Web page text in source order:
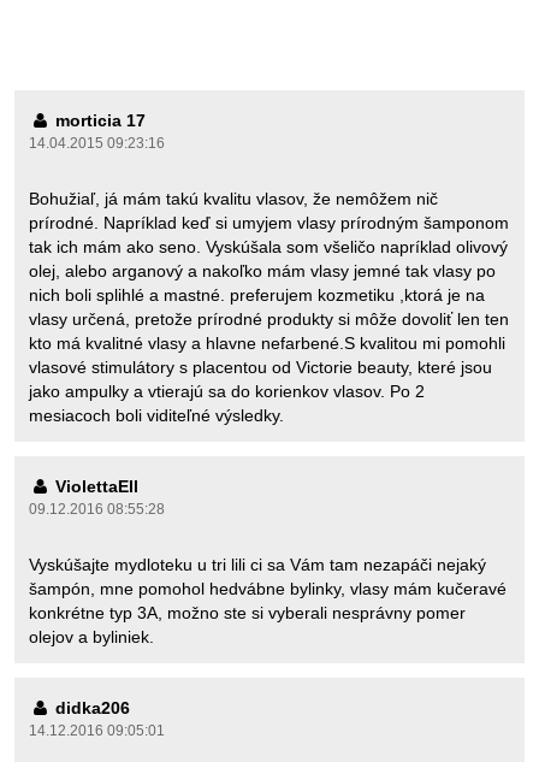
morticia 17
14.04.2015 09:23:16
Bohužiaľ, já mám takú kvalitu vlasov, že nemôžem nič
prírodné. Napríklad keď si umyjem vlasy prírodným šamponom
tak ich mám ako seno. Vyskúšala som všeličo napríklad olivový
olej, alebo arganový a nakoľko mám vlasy jemné tak vlasy po
nich boli splihlé a mastné. preferujem kozmetiku ,ktorá je na
vlasy určená, pretože prírodné produkty si môže dovoliť len ten
kto má kvalitné vlasy a hlavne nefarbené.S kvalitou mi pomohli
vlasové stimulátory s placentou od Victorie beauty, které jsou
jako ampulky a vtierajú sa do korienkov vlasov. Po 2
mesiacoch boli viditeľné výsledky.
ViolettaEll
09.12.2016 08:55:28
Vyskúšajte mydloteku u tri lili ci sa Vám tam nezapáči nejaký
šampón, mne pomohol hedvábne bylinky, vlasy mám kučeravé
konkrétne typ 3A, možno ste si vyberali nesprávny pomer
olejov a byliniek.
didka206
14.12.2016 09:05:01